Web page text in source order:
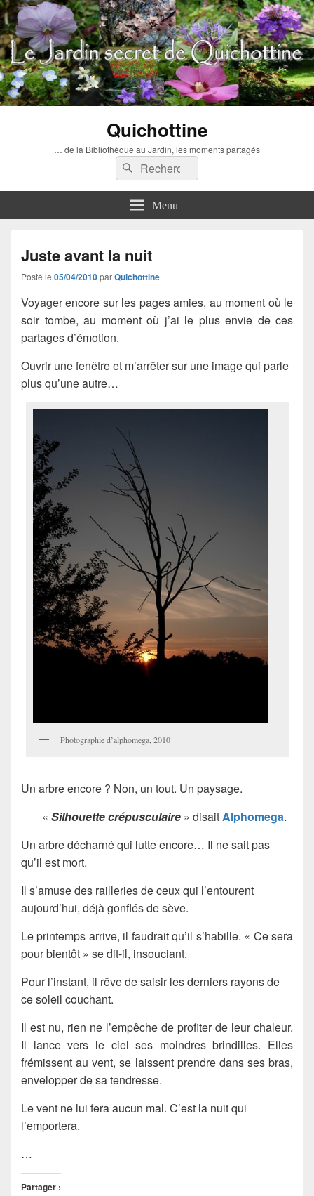
Quichottine
… de la Bibliothèque au Jardin, les moments partagés
Recherche :
Rechercher
Menu
Juste avant la nuit
Posté le 05/04/2010parQuichottine
Voyager encore sur les pages amies, au moment où le
soir tombe, au moment où j’ai le plus envie de ces
partages d’émotion.
Ouvrir une fenêtre et m’arrêter sur une image qui parle
plus qu’une autre…
Photographie d’alphomega, 2010
Un arbre encore ? Non, un tout. Un paysage.
« Silhouette crépusculaire » disait Alphomega.
Un arbre décharné qui lutte encore… Il ne sait pas
qu’il est mort.
Il s’amuse des railleries de ceux qui l’entourent
aujourd’hui, déjà gonflés de sève.
Le printemps arrive, il faudrait qu’il s’habille. « Ce sera
pour bientôt » se dit-il, insouciant.
Pour l’instant, il rêve de saisir les derniers rayons de
ce soleil couchant.
Il est nu, rien ne l’empêche de profiter de leur chaleur.
Il lance vers le ciel ses moindres brindilles. Elles
frémissent au vent, se laissent prendre dans ses bras,
envelopper de sa tendresse.
Le vent ne lui fera aucun mal. C’est la nuit qui
l’emportera.
…
Partager :